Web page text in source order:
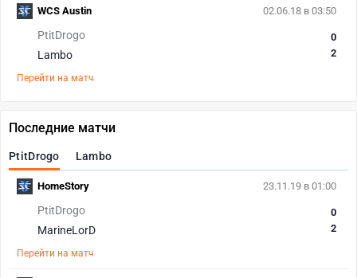
02.06.18 в 03:50
PtitDrogo
Lambo
0
2
Перейти на матч
WCS Austin
Последние матчи
PtitDrogo Lambo
23.11.19 в 01:00
PtitDrogo
MarineLorD
0
2
Перейти на матч
HomeStory